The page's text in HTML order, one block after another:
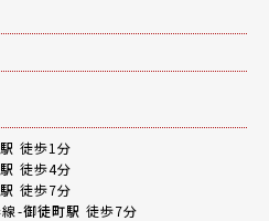
徒歩1分
徒歩4分
徒歩7分
線-御徒町駅 徒歩7分